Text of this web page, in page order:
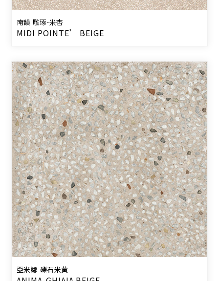
南韻 雕琢-米杏
MIDI POINTE’ BEIGE
亞米娜-礫石米黃